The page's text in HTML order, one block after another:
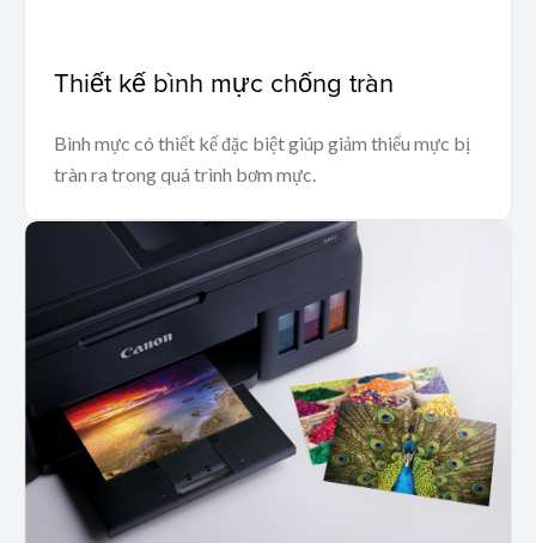
Thiết kế bình mực chống tràn
Bình mực có thiết kế đặc biệt giúp giảm thiểu mực bị
tràn ra trong quá trình bơm mực.